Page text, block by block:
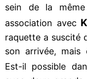
sein de la
association avec
raquette a suscité
son arrivée, mais
Est-il possible